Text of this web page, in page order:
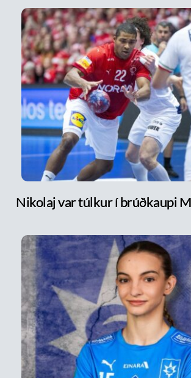
Nikolaj var túlkur í brúðkaupi